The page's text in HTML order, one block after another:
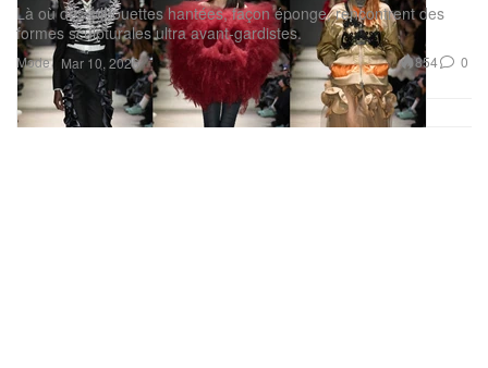
Mode
Là où des silhouettes hantées, façon éponge, rencontrent des
formes sculpturales ultra avant-gardistes.
Mar 10, 2026 854 0